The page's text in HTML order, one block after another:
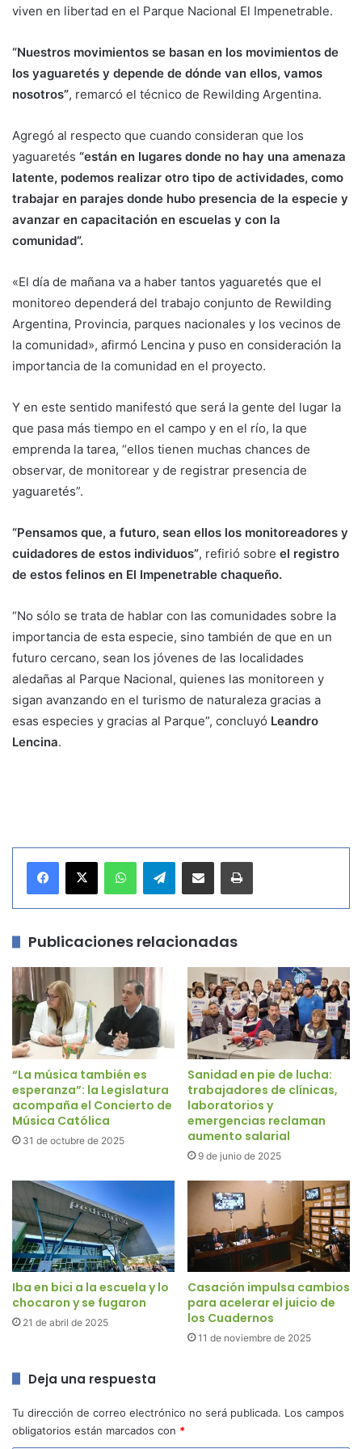
viven en libertad en el Parque Nacional El Impenetrable.
“Nuestros movimientos se basan en los movimientos de
los yaguaretés y depende de dónde van ellos, vamos
nosotros”, remarcó el técnico de Rewilding Argentina.
Agregó al respecto que cuando consideran que los
yaguaretés “están en lugares donde no hay una amenaza
latente, podemos realizar otro tipo de actividades, como
trabajar en parajes donde hubo presencia de la especie y
avanzar en capacitación en escuelas y con la
comunidad”.
«El día de mañana va a haber tantos yaguaretés que el
monitoreo dependerá del trabajo conjunto de Rewilding
Argentina, Provincia, parques nacionales y los vecinos de
la comunidad», afirmó Lencina y puso en consideración la
importancia de la comunidad en el proyecto.
Y en este sentido manifestó que será la gente del lugar la
que pasa más tiempo en el campo y en el río, la que
emprenda la tarea, “ellos tienen muchas chances de
observar, de monitorear y de registrar presencia de
yaguaretés”.
“Pensamos que, a futuro, sean ellos los monitoreadores y
cuidadores de estos individuos”, refirió sobre el registro
de estos felinos en El Impenetrable chaqueño.
“No sólo se trata de hablar con las comunidades sobre la
importancia de esta especie, sino también de que en un
futuro cercano, sean los jóvenes de las localidades
aledañas al Parque Nacional, quienes las monitoreen y
sigan avanzando en el turismo de naturaleza gracias a
esas especies y gracias al Parque”, concluyó Leandro
Lencina.
Telegram
Publicaciones relacionadas
“La música también es
esperanza”: la Legislatura
acompaña el Concierto de
Música Católica
31 de octubre de 2025
Sanidad en pie de lucha:
trabajadores de clínicas,
laboratorios y
emergencias reclaman
aumento salarial
9 de junio de 2025
Iba en bici a la escuela y lo
chocaron y se fugaron
21 de abril de 2025
Casación impulsa cambios
para acelerar el juicio de
los Cuadernos
11 de noviembre de 2025
Deja una respuesta
Tu dirección de correo electrónico no será publicada. Los campos
obligatorios están marcados con *